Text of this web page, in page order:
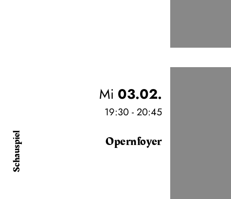
Schauspiel
Mi 03.02.
19:30 - 20:45
Opernfoyer